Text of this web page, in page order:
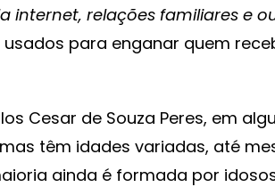
internet, relações familiares e
para enganar quem
Cesar de Souza Peres, em
têm idades variadas, até
ainda é formada por